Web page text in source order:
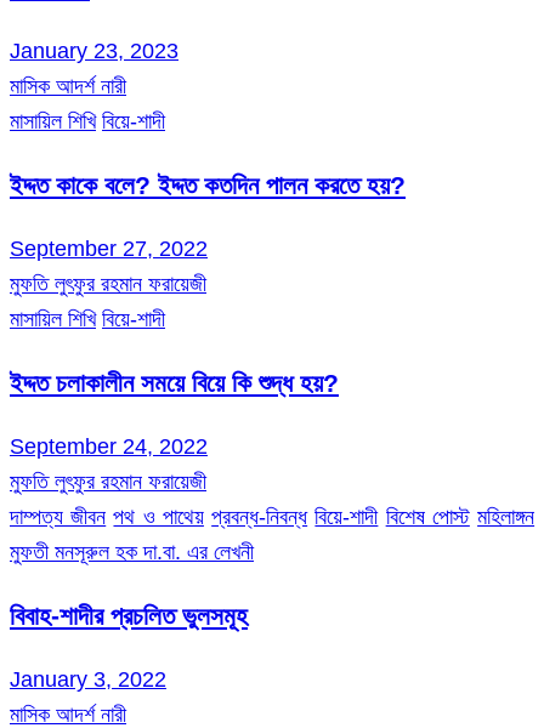
January 23, 2023
মাসিক আদর্শ নারী
মাসায়িল শিখি বিয়ে-শাদী
ইদ্দত কাকে বলে? ইদ্দত কতদিন পালন করতে হয়?
September 27, 2022
মুফতি লুৎফুর রহমান ফরায়েজী
মাসায়িল শিখি বিয়ে-শাদী
ইদ্দত চলাকালীন সময়ে বিয়ে কি শুদ্ধ হয়?
September 24, 2022
মুফতি লুৎফুর রহমান ফরায়েজী
দাম্পত্য জীবন পথ ও পাথেয় প্রবন্ধ-নিবন্ধ বিয়ে-শাদী বিশেষ পোস্ট মহিলাঙ্গন
মুফতী মনসূরুল হক দা.বা. এর লেখনী
বিবাহ-শাদীর প্রচলিত ভুলসমূহ
January 3, 2022
মাসিক আদর্শ নারী